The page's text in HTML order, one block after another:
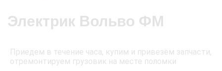
Электрик Вольво ФМ
Приедем в течение часа, купим и привезём запчасти,
отремонтируем грузовик на месте поломки